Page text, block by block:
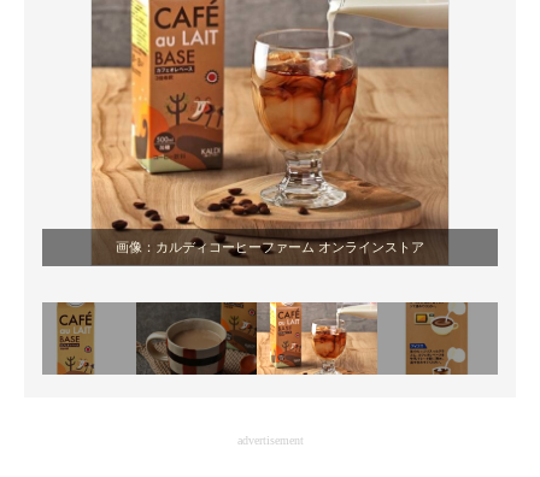
画像：カルディコーヒーファーム オンラインストア
advertisement